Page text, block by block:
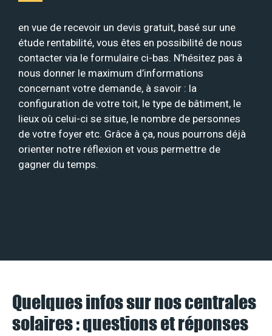
en vue de recevoir un devis gratuit, basé sur une
étude rentabilité, vous êtes en possibilité de nous
contacter via le formulaire ci-bas. N’hésitez pas à
nous donner le maximum d’informations
concernant votre demande, à savoir : la
configuration de votre toit, le type de bâtiment, le
lieux où celui-ci se situe, le nombre de personnes
de votre foyer etc. Grâce à ça, nous pourrons déjà
orienter notre réflexion et vous permettre de
gagner du temps.
Quelques infos sur nos centrales
solaires : questions et réponses